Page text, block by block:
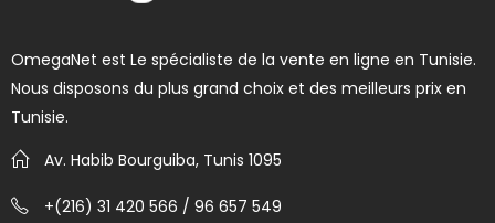
OmegaNet est Le spécialiste de la vente en ligne en Tunisie.
Nous disposons du plus grand choix et des meilleurs prix en
Tunisie.
Av. Habib Bourguiba, Tunis 1095
+(216) 31 420 566 / 96 657 549